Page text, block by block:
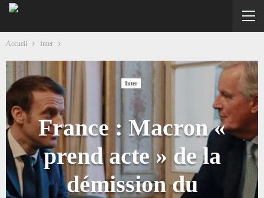
Accueil Inter
Inter
France : Macron «
prend acte » de la
démission du